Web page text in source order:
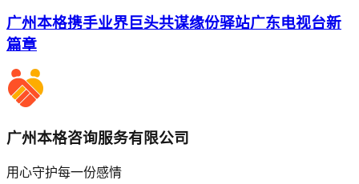
广州本格携手业界巨头共谋缘份驿站广东电视台新
篇章
广州本格咨询服务有限公司
用心守护每一份感情